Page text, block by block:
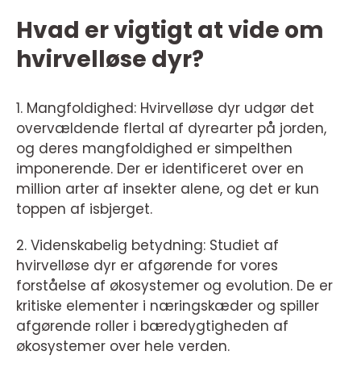
Hvad er vigtigt at vide om
hvirvelløse dyr?
1. Mangfoldighed: Hvirvelløse dyr udgør det
overvældende flertal af dyrearter på jorden,
og deres mangfoldighed er simpelthen
imponerende. Der er identificeret over en
million arter af insekter alene, og det er kun
toppen af isbjerget.
2. Videnskabelig betydning: Studiet af
hvirvelløse dyr er afgørende for vores
forståelse af økosystemer og evolution. De er
kritiske elementer i næringskæder og spiller
afgørende roller i bæredygtigheden af
økosystemer over hele verden.